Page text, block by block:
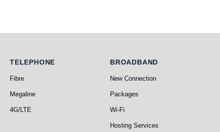
Telephone
TELEPHONE
Fibre
Megaline
4G/LTE
Broadband
BROADBAND
New Connection
Packages
Wi-Fi
Hosting Services